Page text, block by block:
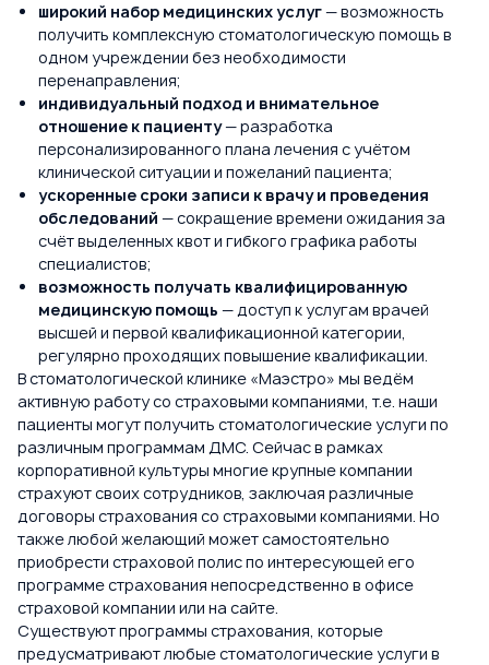
широкий набор медицинских услуг— возможность
получить комплексную стоматологическую помощь в
одном учреждении без необходимости
перенаправления;
индивидуальный подход и внимательное
отношение к пациенту— разработка
персонализированного плана лечения с учётом
клинической ситуации и пожеланий пациента;
ускоренные сроки записи к врачу и проведения
обследований — сокращение времени ожидания за
счёт выделенных квот и гибкого графика работы
специалистов;
возможность получать квалифицированную
медицинскую помощь — доступ к услугам врачей
высшей и первой квалификационной категории,
регулярно проходящих повышение квалификации.
В стоматологической клинике «Маэстро» мы ведём
активную работу со страховыми компаниями, т.е. наши
пациенты могут получить стоматологические услуги по
различным программам ДМС. Сейчас в рамках
корпоративной культуры многие крупные компании
страхуют своих сотрудников, заключая различные
договоры страхования со страховыми компаниями. Но
также любой желающий может самостоятельно
приобрести страховой полис по интересующей его
программе страхования непосредственно в офисе
страховой компании или на сайте.
Существуют программы страхования, которые
предусматривают любые стоматологические услуги в